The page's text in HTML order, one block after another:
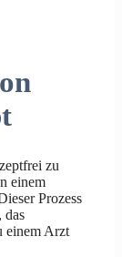
zu
einem
Prozess
das
einem Arzt